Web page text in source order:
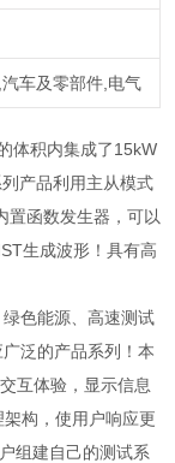
车及零部件,电气
体积内集成了15kW
产品利用主从模式
置函数发生器，可以
生成波形！具有高
色能源、高速测试
泛的产品系列！本
互体验，显示信息
构，使用户响应更
组建自己的测试系